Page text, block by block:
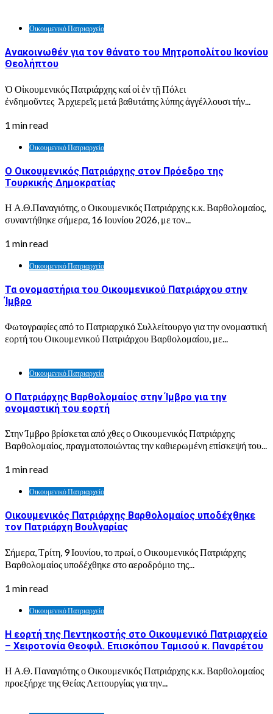
Οικουμενικό Πατριαρχείο
Ανακοινωθέν για τον θάνατο του Μητροπολίτου Ικονίου
Θεολήπτου
Ὁ Οἰκουμενικός Πατριάρχης καί οἱ ἐν τῇ Πόλει
ἐνδημοῦντες Ἀρχιερεῖς μετά βαθυτάτης λύπης ἀγγέλλουσι τήν...
1 min read
Οικουμενικό Πατριαρχείο
Ο Οικουμενικός Πατριάρχης στον Πρόεδρο της
Τουρκικής Δημοκρατίας
Η Α.Θ.Παναγιότης, ο Οικουμενικός Πατριάρχης κ.κ. Βαρθολομαίος,
συναντήθηκε σήμερα, 16 Ιουνίου 2026, με τον...
1 min read
Οικουμενικό Πατριαρχείο
Τα ονομαστήρια του Οικουμενικού Πατριάρχου στην
Ίμβρο
Φωτογραφίες από το Πατριαρχικό Συλλείτουργο για την ονομαστική
εορτή του Οικουμενικού Πατριάρχου Βαρθολομαίου, με...
Οικουμενικό Πατριαρχείο
Ο Πατριάρχης Βαρθολομαίος στην Ίμβρο για την
ονομαστική του εορτή
Στην Ίμβρο βρίσκεται από χθες ο Οικουμενικός Πατριάρχης
Βαρθολομαίος, πραγματοποιώντας την καθιερωμένη επίσκεψή του...
1 min read
Οικουμενικό Πατριαρχείο
Οικουμενικός Πατριάρχης Βαρθολομαίος υποδέχθηκε
τον Πατριάρχη Βουλγαρίας
Σήμερα, Τρίτη, 9 Ιουνίου, το πρωί, ο Οικουμενικός Πατριάρχης
Βαρθολομαίος υποδέχθηκε στο αεροδρόμιο της...
1 min read
Οικουμενικό Πατριαρχείο
Η εορτή της Πεντηκοστής στο Οικουμενικό Πατριαρχείο
– Χειροτονία Θεοφιλ. Επισκόπου Ταμισού κ. Παναρέτου
Η Α.Θ. Παναγιότης ο Οικουμενικός Πατριάρχης κ.κ. Βαρθολομαίος
προεξήρχε της Θείας Λειτουργίας για την...